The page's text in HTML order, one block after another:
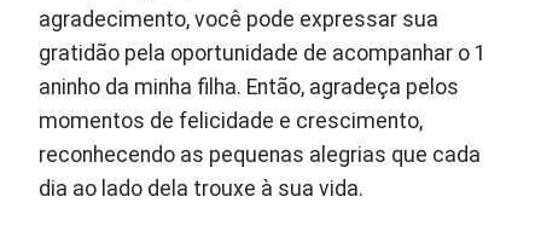
agradecimento, você pode expressar sua
gratidão pela oportunidade de acompanhar o 1
aninho da minha filha. Então, agradeça pelos
momentos de felicidade e crescimento,
reconhecendo as pequenas alegrias que cada
dia ao lado dela trouxe à sua vida.